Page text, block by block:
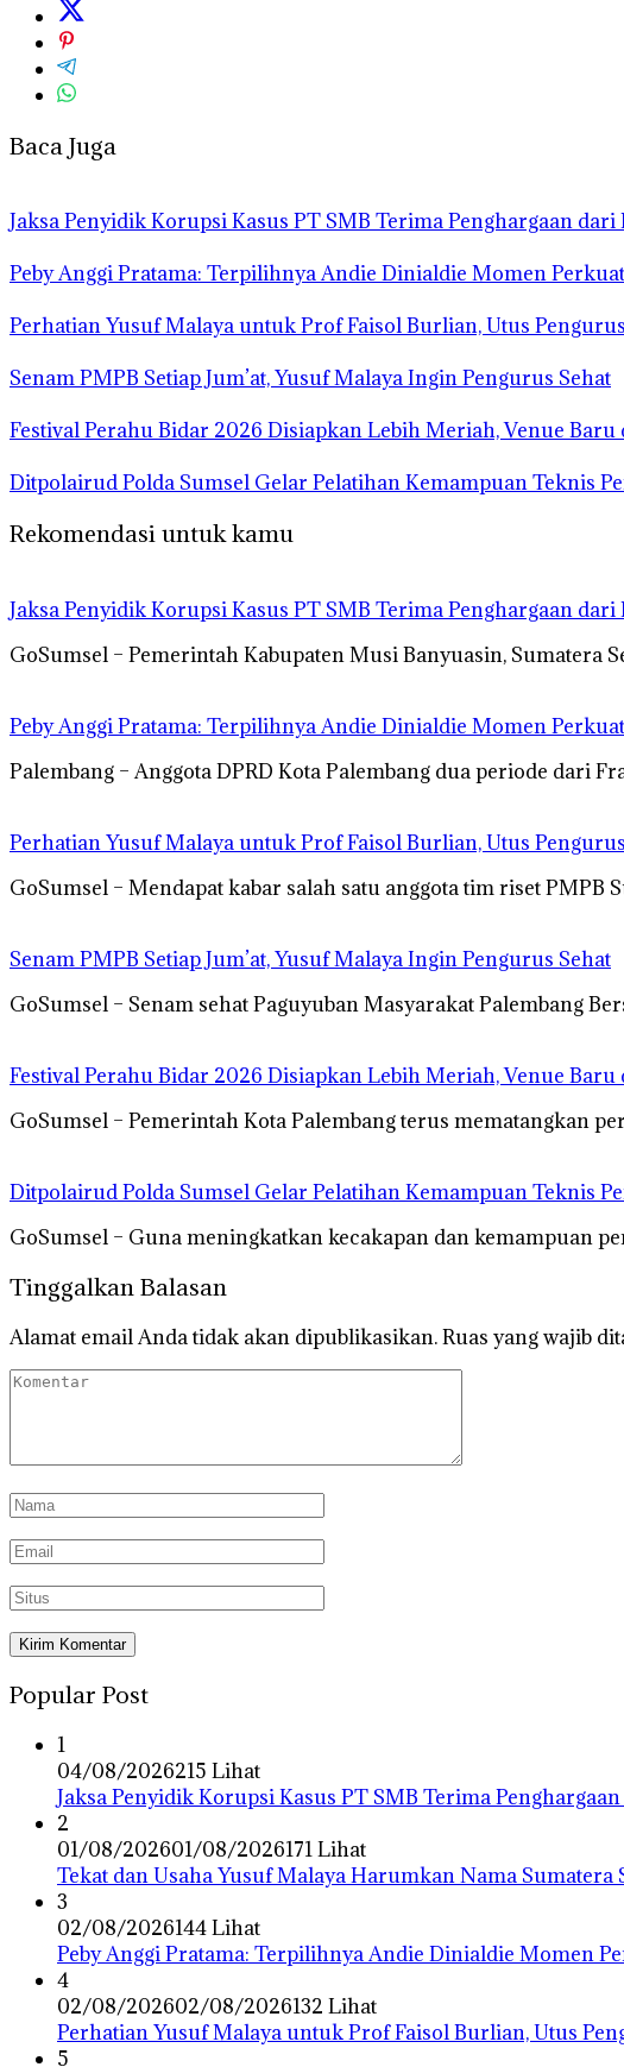
Baca Juga
Jaksa Penyidik Korupsi Kasus PT SMB Terima Penghargaan dari
Peby Anggi Pratama: Terpilihnya Andie Dinialdie Momen
Perhatian Yusuf Malaya untuk Prof Faisol Burlian, Utus
Senam PMPB Setiap Jum’at, Yusuf Malaya Ingin Pengurus Sehat
Festival Perahu Bidar 2026 Disiapkan Lebih Meriah, Venue Baru
Ditpolairud Polda Sumsel Gelar Pelatihan Kemampuan Teknis
Rekomendasi untuk kamu
Jaksa Penyidik Korupsi Kasus PT SMB Terima Penghargaan dari
GoSumsel – Pemerintah Kabupaten Musi Banyuasin,
Peby Anggi Pratama: Terpilihnya Andie Dinialdie Momen
Palembang – Anggota DPRD Kota Palembang dua periode dari
Perhatian Yusuf Malaya untuk Prof Faisol Burlian, Utus
GoSumsel – Mendapat kabar salah satu anggota tim riset PMPB
Senam PMPB Setiap Jum’at, Yusuf Malaya Ingin Pengurus Sehat
GoSumsel – Senam sehat Paguyuban Masyarakat Palembang
Festival Perahu Bidar 2026 Disiapkan Lebih Meriah, Venue Baru
GoSumsel – Pemerintah Kota Palembang terus mematangkan
Ditpolairud Polda Sumsel Gelar Pelatihan Kemampuan Teknis
GoSumsel – Guna meningkatkan kecakapan dan kemampuan
Tinggalkan Balasan
Alamat email Anda tidak akan dipublikasikan.Ruas yang wajib
Popular Post
1
04/08/2026215 Lihat
Jaksa Penyidik Korupsi Kasus PT SMB Terima
2
01/08/202601/08/2026171 Lihat
Tekat dan Usaha Yusuf Malaya Harumkan Nama
3
02/08/2026144 Lihat
Peby Anggi Pratama: Terpilihnya Andie Dinialdie Momen
4
02/08/202602/08/2026132 Lihat
Perhatian Yusuf Malaya untuk Prof Faisol Burlian, Utus
5